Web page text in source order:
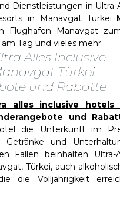
Dienstleistungen in
in Manavgat Türkei
Flughafen Manavgat
Tag und vieles mehr.
Alles Inclusive
Türkei
und Rabatte
alles inclusive hotels
und
die Unterkunft im
Getränke und
Fällen beinhalten Ultra-
Türkei, auch
die Volljährigkeit